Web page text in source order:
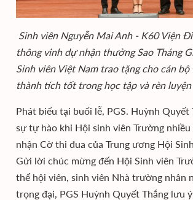
Sinh viên Nguyễn Mai Anh - K60 Viện
thông vinh dự nhận thưởng Sao Tháng
Sinh viên Việt Nam trao tặng cho cán
thành tích tốt trong học tập và rèn luyện
Phát biểu tại buổi lễ, PGS. Huỳnh Quyết
sự tự hào khi Hội sinh viên Trường
nhận Cờ thi đua của Trung ương Hội
Gửi lời chúc mừng đến Hội Sinh viên
thể hội viên, sinh viên Nhà trường nhân
trọng đại, PGS Huỳnh Quyết Thắng lưu